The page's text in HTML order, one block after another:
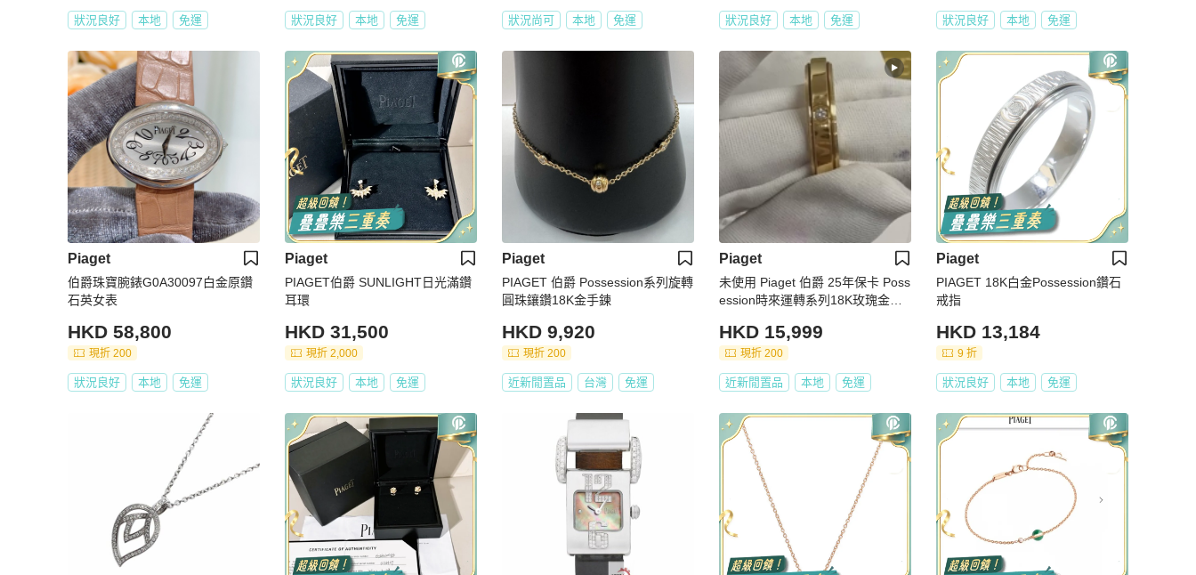
狀況良好 本地 免運 狀況良好 本地 免運 狀況尚可 本地 免運 狀況良好 本地 免運 狀況良好 本地 免運
Piaget
伯爵珠寶腕錶G0A30097白金原鑽
石英女表
HKD 58,800
現折 200
狀況良好 本地 免運
Piaget
PIAGET伯爵 SUNLIGHT日光滿鑽
耳環
HKD 31,500
現折 2,000
狀況良好 本地 免運
Piaget
PIAGET 伯爵 Possession系列旋轉
圓珠鑲鑽18K金手鍊
HKD 9,920
現折 200
近新閒置品 台灣 免運
Piaget
未使用 Piaget 伯爵 25年保卡 Poss
ession時來運轉系列18K玫瑰金單
HKD 15,999
現折 200
近新閒置品 本地 免運
Piaget
PIAGET 18K白金Possession鑽石
戒指
HKD 13,184
9 折
狀況良好 本地 免運